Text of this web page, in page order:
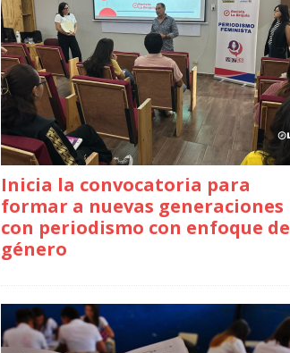
Inicia la convocatoria para
formar a nuevas generaciones
con periodismo con enfoque de
género